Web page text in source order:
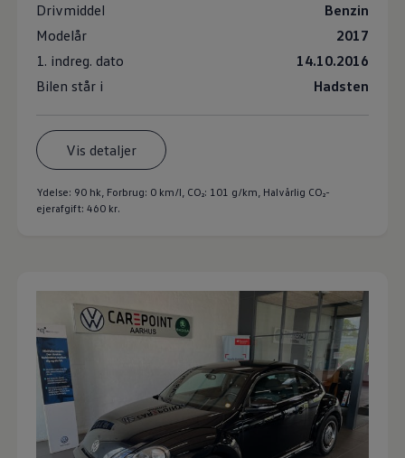
Benzin
Drivmiddel
2017
Modelår
14.10.2016
1. indreg. dato
Hadsten
Bilen står i
Vis detaljer
Ydelse: 90 hk, Forbrug: 0 km/l, CO₂: 101 g/km, Halvårlig CO₂-
ejerafgift: 460 kr.